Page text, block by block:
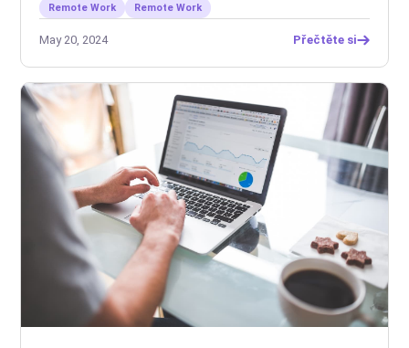
Remote Work
Remote Work
May 20, 2024 Přečtěte si